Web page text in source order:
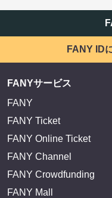
FANY ID
FANYサービス
FANY
FANY Ticket
FANY Online Ticket
FANY Channel
FANY Crowdfunding
FANY Mall